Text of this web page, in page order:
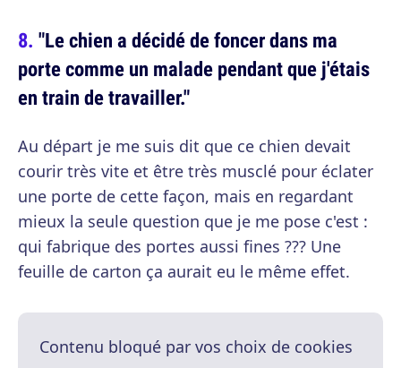
"Le chien a décidé de foncer dans ma
porte comme un malade pendant que j'étais
en train de travailler."
Au départ je me suis dit que ce chien devait
courir très vite et être très musclé pour éclater
une porte de cette façon, mais en regardant
mieux la seule question que je me pose c'est :
qui fabrique des portes aussi fines ??? Une
feuille de carton ça aurait eu le même effet.
Contenu bloqué par vos choix de cookies